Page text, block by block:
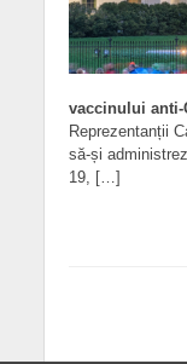
vaccinului anti-
Reprezentanții
să-și
19, […]